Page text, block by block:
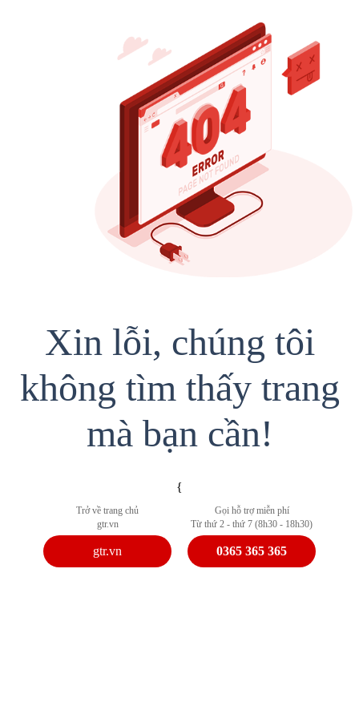
Xin lỗi, chúng tôi
không tìm thấy trang
mà bạn cần!
{
Trở về trang chủ
gtr.vn
gtr.vn
Gọi hỗ trợ miễn phí
Từ thứ 2 - thứ 7 (8h30 - 18h30)
0365 365 365